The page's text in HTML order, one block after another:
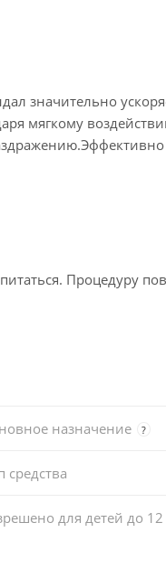
значительно
мягкому
Процедуру
назначение ?
средства
для детей до 12